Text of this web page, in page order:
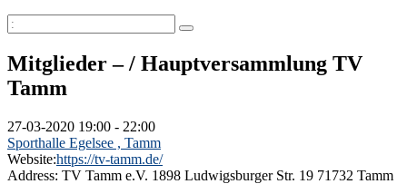
Mitglieder – / Hauptversammlung TV
Tamm
27-03-2020 19:00 - 22:00
Sporthalle Egelsee , Tamm
Website:https://tv-tamm.de/
Address: TV Tamm e.V. 1898 Ludwigsburger Str. 19 71732 Tamm